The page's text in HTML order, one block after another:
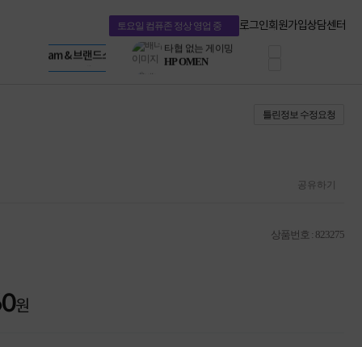
토요일 컴퓨존 정상 영업 중 로그인회원가입상담센터
LG gram & 브랜드스토어
Microsoft 브랜드스토어
Dell 구매 찬스
프로 에센셜
타협 없는 게이밍
HP OMEN
틀린정보 수정요청
공유하기
상품번호 : 823275
원